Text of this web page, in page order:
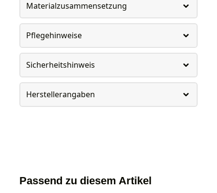
Materialzusammensetzung
Pflegehinweise
Sicherheitshinweis
Herstellerangaben
Passend zu diesem Artikel